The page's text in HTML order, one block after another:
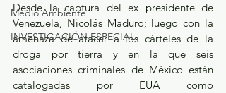
Medio Ambiente
INVESTIGACIÓN ESPECIAL
Desde la captura del ex presidente de
Venezuela, Nicolás Maduro; luego con la
amenaza de atacar a los cárteles de la
droga por tierra y en la que seis
asociaciones criminales de México están
catalogadas por EUA como